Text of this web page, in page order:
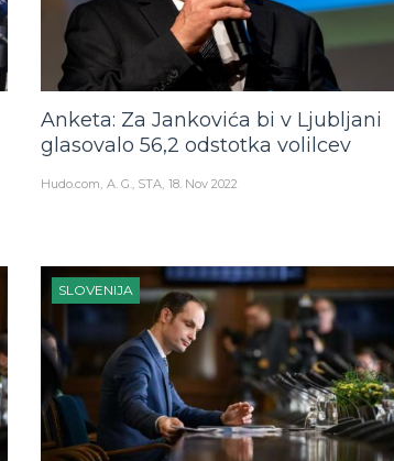
Anketa: Za Jankovića bi v Ljubljani
glasovalo 56,2 odstotka volilcev
Hudo.com A. G., STA 18. Nov 2022
SLOVENIJA